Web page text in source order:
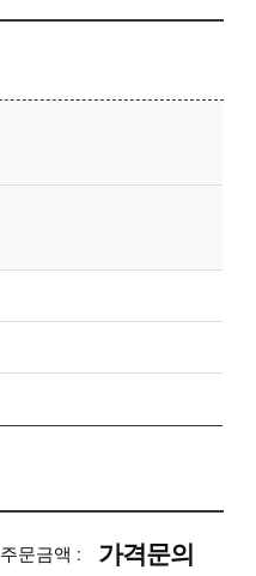
주문금액 : 가격문의